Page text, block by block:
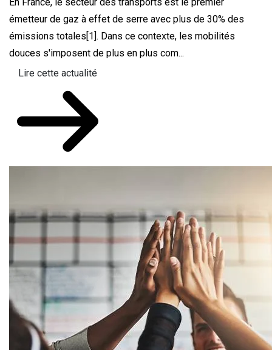
émetteur de gaz à effet de serre avec plus de 30% des
émissions totales[1]. Dans ce contexte, les mobilités
douces s'imposent de plus en plus com...
Lire cette actualité